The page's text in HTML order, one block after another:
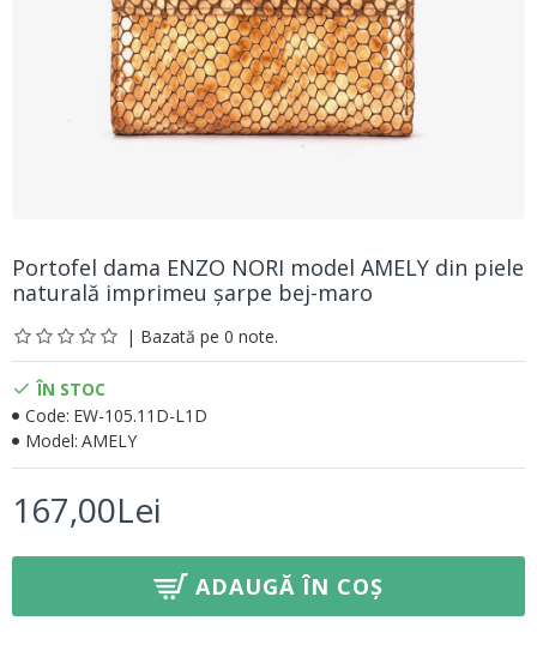
Portofel dama ENZO NORI model AMELY din piele
naturală imprimeu șarpe bej-maro
| Bazată pe 0 note.
167,00Lei
ÎN STOC
Code: EW-105.11D-L1D
Model: AMELY
ADAUGĂ ÎN COȘ